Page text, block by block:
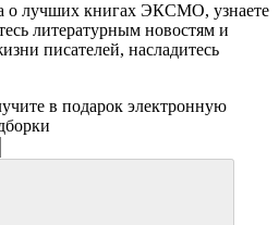
о лучших книгах ЭКСМО, узнаете
литературным новостям и
писателей, насладитесь
в подарок электронную